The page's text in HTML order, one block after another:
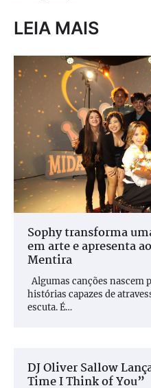
LEIA MAIS
Sophy transforma
em arte e apresenta
Mentira
Algumas canções nascem
histórias capazes de
escuta. É…
DJ Oliver Sallow
Time I Think of You”